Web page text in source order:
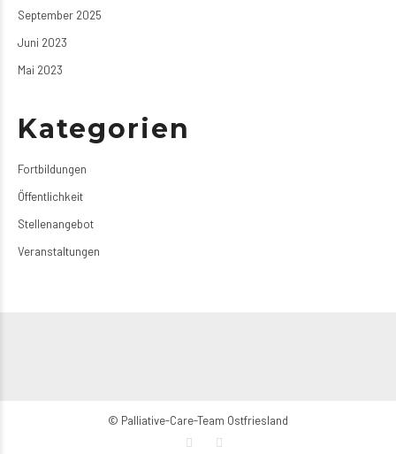
September 2025
Juni 2023
Mai 2023
Kategorien
Fortbildungen
Öffentlichkeit
Stellenangebot
Veranstaltungen
© Palliative-Care-Team Ostfriesland